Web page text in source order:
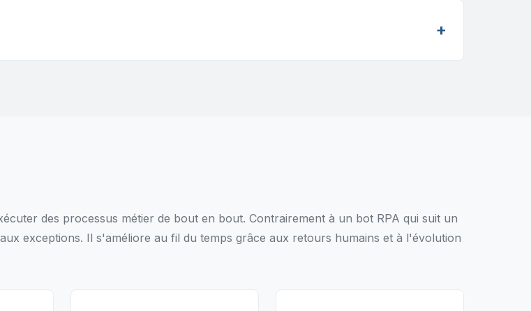
des processus métier de bout en bout. Contrairement à un bot RPA qui suit un
exceptions. Il s'améliore au fil du temps grâce aux retours humains et à l'évolution